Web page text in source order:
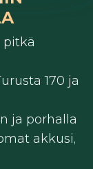
pitkä
170 ja
ja porhalla
akkusi,